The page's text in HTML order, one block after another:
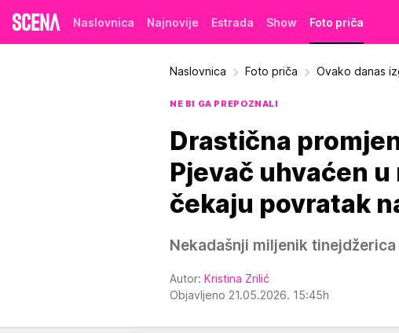
Naslovnica Najnovije Estrada Show Foto priča
Naslovnica Foto priča Ovako danas
NE BI GA PREPOZNALI
Drastična
Pjevač uhvaćen
čekaju povratak
Nekadašnji miljenik
Autor: Kristina Zrilić
Objavljeno 21.05.2026. 15:45h